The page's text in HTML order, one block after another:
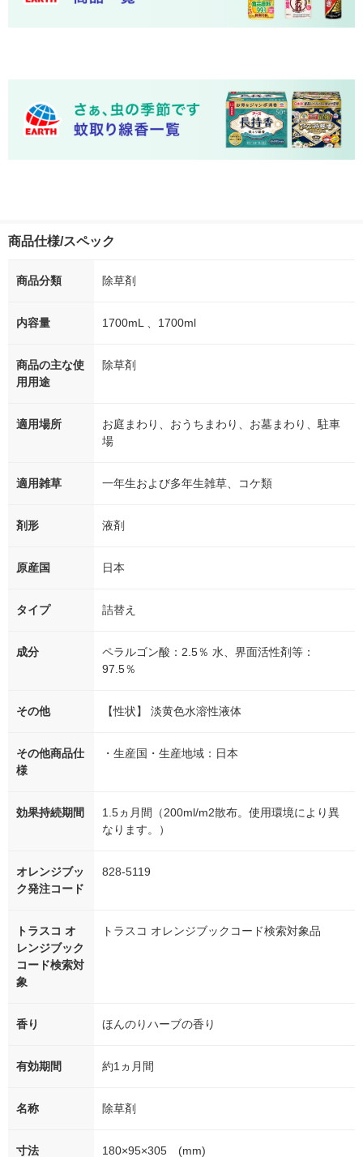
商品仕様/スペック
商品分類 除草剤
内容量 1700mL 、1700ml
商品の主な使
用用途
除草剤
適用場所
お庭まわり、おうちまわり、お墓まわり、駐車
場
適用雑草 一年生および多年生雑草、コケ類
剤形 液剤
原産国 日本
タイプ 詰替え
成分
ペラルゴン酸：2.5％ 水、界面活性剤等：
97.5％
その他 【性状】 淡黄色水溶性液体
その他商品仕
様
・生産国・生産地域：日本
効果持続期間
1.5ヵ月間（200ml/m2散布。使用環境により異
なります。）
オレンジブッ
ク発注コード
828-5119
トラスコ オ
レンジブック
コード検索対
象
トラスコ オレンジブックコード検索対象品
香り ほんのりハーブの香り
有効期間 約1ヵ月間
名称 除草剤
寸法 180×95×305 (mm)